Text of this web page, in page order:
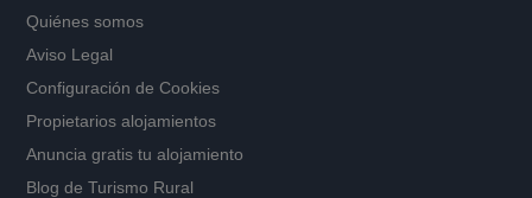
Quiénes somos
Aviso Legal
Configuración de Cookies
Propietarios alojamientos
Anuncia gratis tu alojamiento
Blog de Turismo Rural